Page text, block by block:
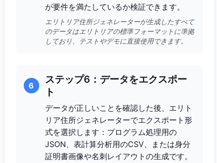
が要件を満たしているか検証できます。
エリトリア住所ジェネレーターが生成したすべて
のデータはエリトリアの標準フォーマットに準拠
しており、テストやデモに直接使用できます。
6
ステップ6：データをエクスポー
ト
データが正しいことを確認した後、エリト
リア住所ジェネレーターでエクスポート形
式を選択します：プログラム処理用の
JSON、表計算分析用のCSV、または身分
証明書画像や名刺レイアウトの生成です。